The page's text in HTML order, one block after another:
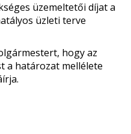
üzemeltetői díjat a
üzleti terve
hogy az
a határozat mellélete